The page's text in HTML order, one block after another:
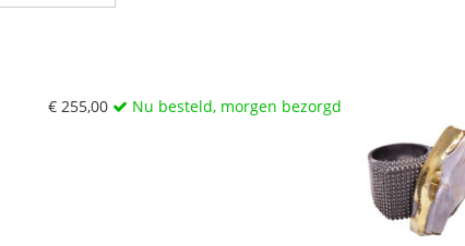
€ 255,00 Nu besteld, morgen bezorgd